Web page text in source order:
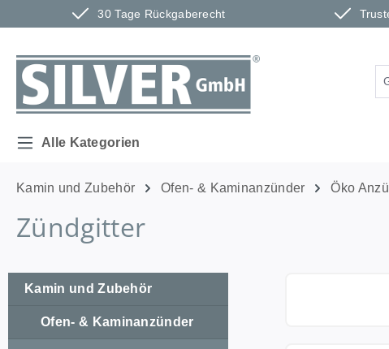
30 Tage Rückgaberecht
Hauptinhalt springen
Zur Suche springen
Zur Hauptnavigation springen
Alle Kategorien
Kamin und Zubehör Ofen- & Kaminanzünder Öko
Zündgitter
Kamin und Zubehör
Ofen- & Kaminanzünder